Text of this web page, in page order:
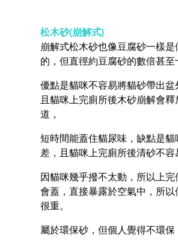
松木砂(崩解式)
崩解式松木砂也像豆腐砂一樣是
的，但直徑約豆腐砂的數倍甚至
優點是貓咪不容易將貓砂帶出盆
且貓咪上完廁所後木砂崩解會
道，
短時間能蓋住貓尿味，缺點是貓
差，且貓咪上完廁所後清砂不容
因貓咪幾乎撥不太動，所以上
會蓋，直接暴露於空氣中，所以
很重。
屬於環保砂，但個人覺得不環